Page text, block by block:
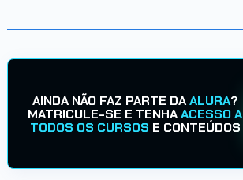
AINDA NÃO FAZ PARTE DAALURA?
MATRICULE-SE E TENHAACESSO A
TODOS OS CURSOS E CONTEÚDOS